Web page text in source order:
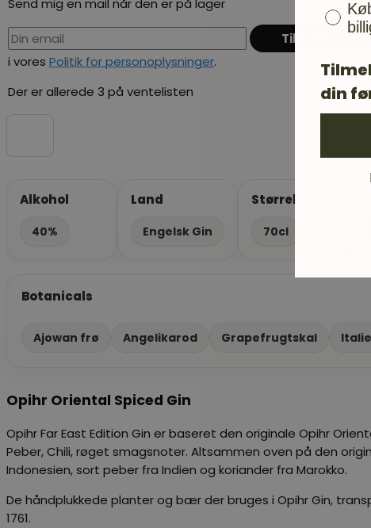
Send mig en mail når den er på lager
i vores Politik for personoplysninger.
Der er allerede 3 på ventelisten
Alkohol
40%
Land
Engelsk Gin
Størrelse
70cl
Botanicals
Ajowan frø Angelikarod Grapefrugtskal
Opihr Oriental Spiced Gin
Opihr Far East Edition Gin er baseret den originale Opihr
Peber, Chili, røget smagsnoter. Altsammen oven på den
Indonesien, sort peber fra Indien og koriander fra Marokko.
De håndplukkede planter og bær der bruges i Opihr Gin,
1761.
din